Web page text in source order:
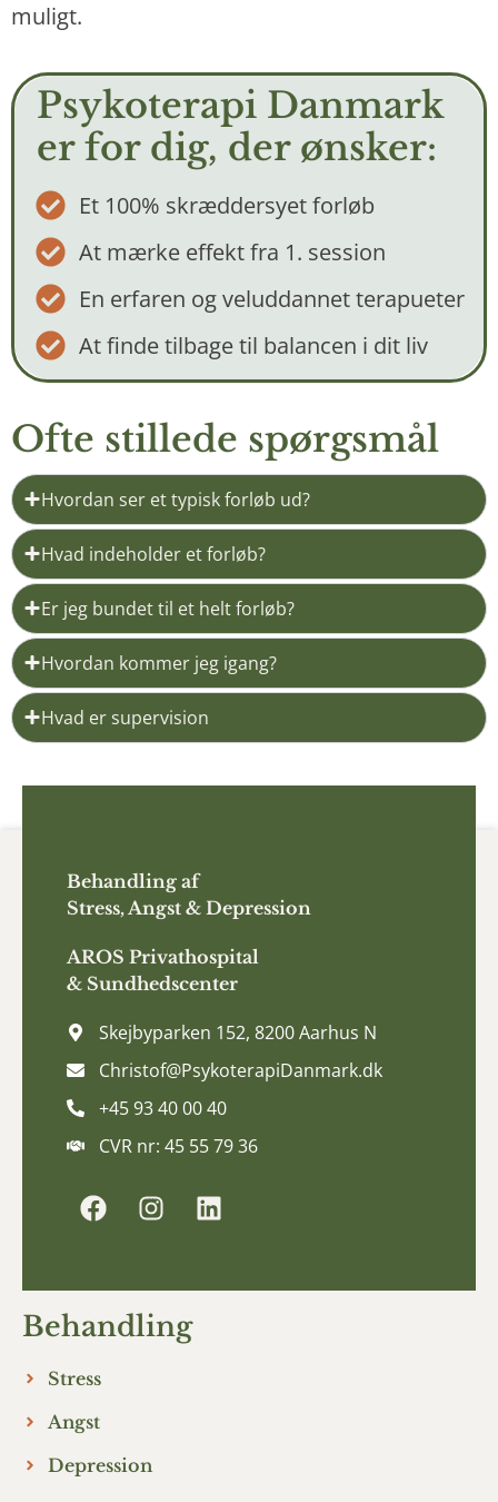
muligt.
Psykoterapi Danmark
er for dig, der ønsker:
Et 100% skræddersyet forløb
At mærke effekt fra 1. session
En erfaren og veluddannet terapueter
At finde tilbage til balancen i dit liv
Ofte stillede spørgsmål
Hvordan ser et typisk forløb ud?
Hvad indeholder et forløb?
Er jeg bundet til et helt forløb?
Hvordan kommer jeg igang?
Hvad er supervision
Behandling af
Stress, Angst & Depression
AROS Privathospital
& Sundhedscenter
Skejbyparken 152, 8200 Aarhus N
Christof@PsykoterapiDanmark.dk
+45 93 40 00 40
CVR nr: 45 55 79 36
Behandling
Stress
Angst
Depression